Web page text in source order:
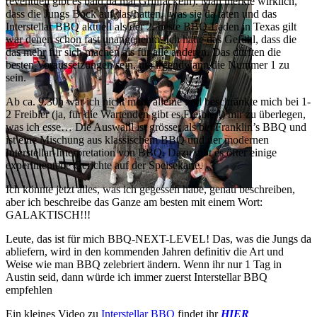
dass die Jungs Bock auf das hatten, was sie da taten und das
Interstellar BBQ aktuell als der 2. beste BBQ-Laden in Texas gilt
war denen schon fast unangenehm. Ich hatte das Gefühl, dass die
das mehr für sich machen als für alle anderen. Das dürften die
besten Voraussetzungen sein, um irgendwann die Nummer 1 zu
sein.
Ab ca. 9.30h war ich nicht mehr alleine und beschränkte mich bei 1-
2 Freibier (ja, für die Wartenden gibt es Freibier!) mir zu überlegen,
was ich esse… Die Auswahl ist grösser als bei Franklin’s BBQ und
ist eine Mischung aus klassischem BBQ und der modernen
Interstellar-Interpretation von BBQ. Dazu gibt es öfter einige
experimentelle Gerichte auf der Speisekarte.
Ich könnte jetzt alles, was ich gegessen habe, genau beschreiben,
aber ich beschreibe das Ganze am besten mit einem Wort:
GALAKTISCH!!!
Leute, das ist für mich BBQ-NEXT-LEVEL! Das, was die Jungs da
abliefern, wird in den kommenden Jahren definitiv die Art und
Weise wie man BBQ zelebriert ändern. Wenn ihr nur 1 Tag in
Austin seid, dann würde ich immer zuerst Interstellar BBQ
empfehlen
Ein kleines Video zu Interstellar BBQ findet ihr HIER